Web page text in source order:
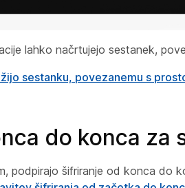
lahko načrtujejo sestanek,
sestanku, povezanemu s
do konca za
podpirajo šifriranje od konca do